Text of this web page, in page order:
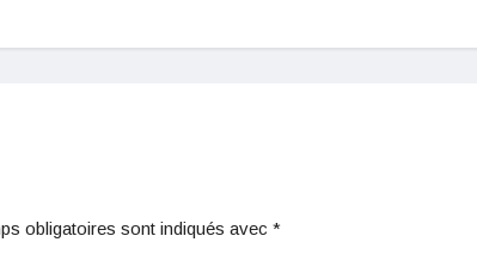
obligatoires sont indiqués avec *